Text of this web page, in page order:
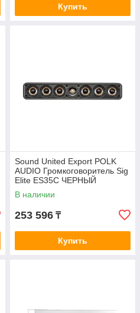
Купить
Sound United Export POLK
AUDIO Громкоговоритель Sig
Elite ES35C ЧЕРНЫЙ
В наличии
253 596 ₸
Купить